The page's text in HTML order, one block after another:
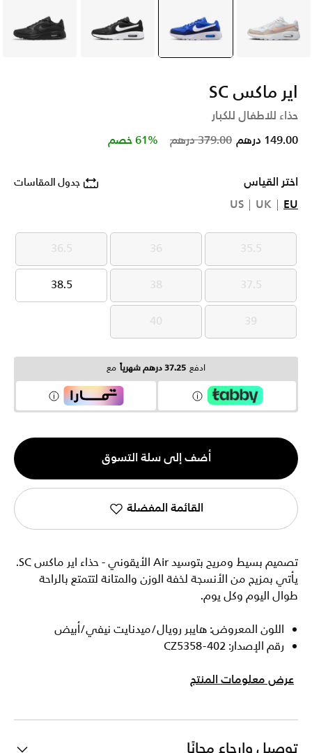
أبيض selected
أزرق أسود أسود
اير ماكس SC
حذاء للاطفال للكبار
Price reduced from
379.00 درهم to 149.00 درهم 61% خصم
اختر القياس جدول المقاسات
EU
UK
US
35.5
35.5
36
36
36.5
36.5
37.5
37.5
38
38
38.5
38.5
39
39
40
40
ادفع 37.25 درهم شهرياً مع
الكمية
1
أضف إلى سلة التسوق
القائمة المفضلة
تصميم بسيط ومريح بتوسيد Air الأيقوني - حذاء اير ماكس SC.
يأتي بمزيج من الأنسجة لخفة الوزن والمتانة لتتمتع بالراحة
طوال اليوم وكل يوم.
اللون المعروض: هايبر رويال/ميدنايت نيفي/أبيض
رقم الإصدار: CZ5358-402
عرض معلومات المنتج